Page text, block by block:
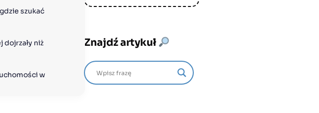
szukać
dojrzały niż
w
Znajdź artykuł